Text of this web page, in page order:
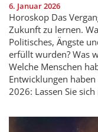
6. Januar 2026
Horoskop Das
Zukunft zu lernen.
Politisches, Ängste
erfüllt wurden? Was
Welche Menschen
Entwicklungen
2026: Lassen Sie